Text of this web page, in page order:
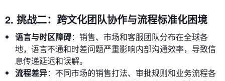
2. 挑战二：跨文化团队协作与流程标准化困境
语言与时区障碍：销售、市场和客服团队分布在全球各
地，语言不通和时差问题严重影响内部沟通效率，导致信
息传递延迟和误解。
流程差异：不同市场的销售打法、审批规则和业务流程各